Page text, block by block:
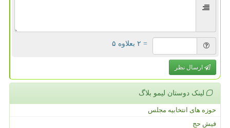
= ۲ بعلاوه ۵
ارسال نظر
لینک دوستان لیمو بلاگ
حوزه های انتخابیه مجلس
فیش حج